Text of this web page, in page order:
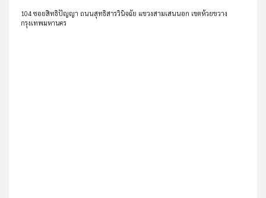
104 ซอยสิทธิปัญญา ถนนสุทธิสารวินิจฉัย แขวงสามเสนนอก เขตห้วยขวาง
กรุงเทพมหานคร